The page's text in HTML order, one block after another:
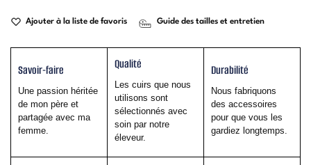
Ajouter à la liste de favoris Guide des tailles et entretien
Savoir-faire
Une passion héritée
de mon père et
partagée avec ma
femme.
Qualité
Les cuirs que nous
utilisons sont
sélectionnés avec
soin par notre
éleveur.
Durabilité
Nous fabriquons
des accessoires
pour que vous les
gardiez longtemps.